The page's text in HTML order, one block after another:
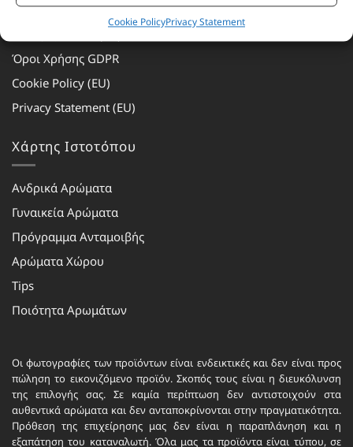
Cookie PolicyPrivacy Statement
Τρόποι Αποστολής
Όροι Χρήσης GDPR
Cookie Policy (EU)
Privacy Statement (EU)
Χάρτης Ιστοτόπου
Ανδρικά Αρώματα
Γυναικεία Αρώματα
Πρόγραμμα Ανταμοιβής
Αρώματα Χώρου
Tips
Ποιότητα Αρωμάτων
Οι φωτογραφίες των προϊόντων είναι ενδεικτικές και δεν είναι προς
πώληση το εικονιζόμενο προϊόν. Σκοπός τους είναι η διευκόλυνση
της επιλογής σας. Σε καμία περίπτωση δεν αντιστοιχούν στα
αυθεντικά αρώματα και δεν ανταποκρίνονται στην πραγματικότητα.
Πρόθεση της επιχείρησης μας δεν είναι η παραπλάνηση και η
εξαπάτηση του καταναλωτή. Όλα μας τα προϊόντα είναι τύπου, σε